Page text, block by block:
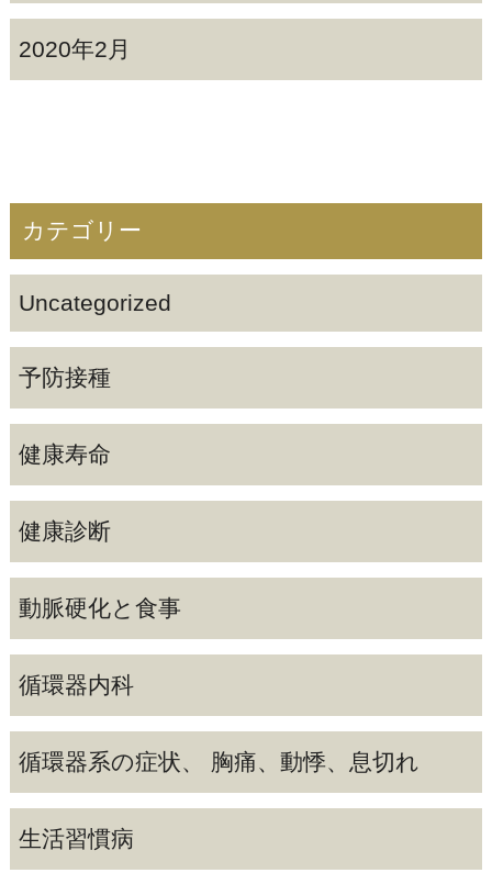
2020年2月
カテゴリー
Uncategorized
予防接種
健康寿命
健康診断
動脈硬化と食事
循環器内科
循環器系の症状、 胸痛、動悸、息切れ
生活習慣病